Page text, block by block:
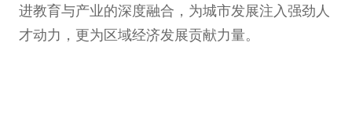
进教育与产业的深度融合，为城市发展注入强劲人
才动力，更为区域经济发展贡献力量。